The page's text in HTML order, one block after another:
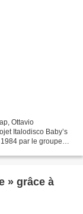
Ottavio
Italodisco Baby’s
par le groupe
» grâce à